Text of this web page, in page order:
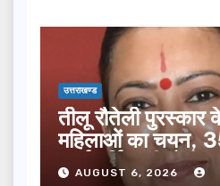
उत्तराखण्ड
तीलू रौतेली पुरस्कार
महिलाओं का चयन,
कार्यकर्तियां भी होंगी
AUGUST 6, 2026